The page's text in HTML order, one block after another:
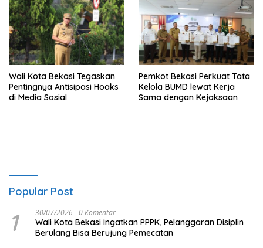
Wali Kota Bekasi Tegaskan
Pentingnya Antisipasi Hoaks
di Media Sosial
Pemkot Bekasi Perkuat Tata
Kelola BUMD lewat Kerja
Sama dengan Kejaksaan
Popular Post
1 30/07/2026 0 Komentar
Wali Kota Bekasi Ingatkan PPPK, Pelanggaran Disiplin
Berulang Bisa Berujung Pemecatan